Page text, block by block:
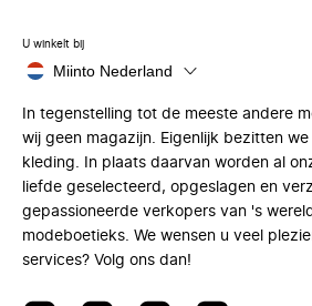
U winkelt bij
Miinto Nederland
In tegenstelling tot de meeste andere
wij geen magazijn. Eigenlijk bezitten we
kleding. In plaats daarvan worden al
liefde geselecteerd, opgeslagen en
gepassioneerde verkopers van 's
modeboetieks. We wensen u veel
services? Volg ons dan!